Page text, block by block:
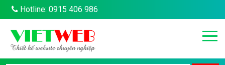
Hotline: 0915 406 986